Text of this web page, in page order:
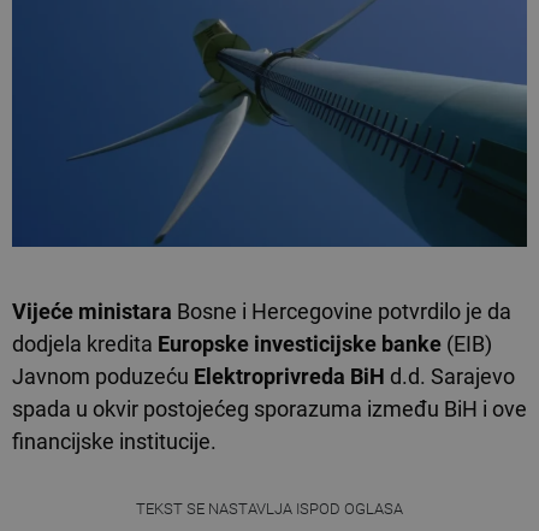
Vijeće ministara Bosne i Hercegovine potvrdilo je da
dodjela kredita Europske investicijske banke (EIB)
Javnom poduzeću Elektroprivreda BiH d.d. Sarajevo
spada u okvir postojećeg sporazuma između BiH i ove
financijske institucije.
TEKST SE NASTAVLJA ISPOD OGLASA